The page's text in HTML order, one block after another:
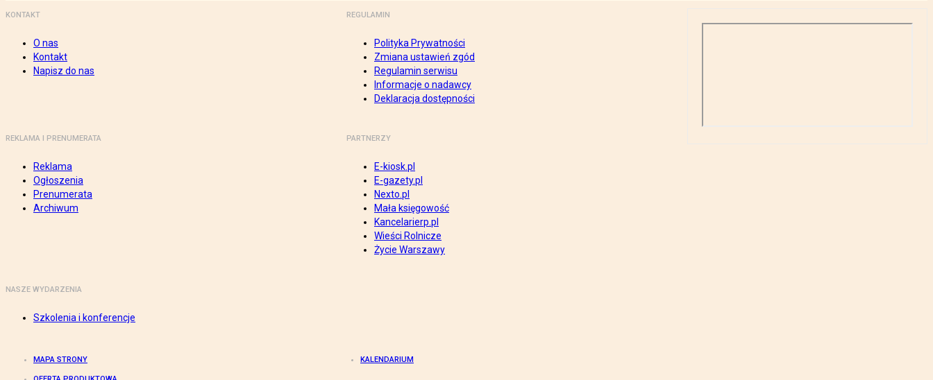
KONTAKT
O nas
Kontakt
Napisz do nas
REGULAMIN
Polityka Prywatności
Zmiana ustawień zgód
Regulamin serwisu
Informacje o nadawcy
Deklaracja dostępności
REKLAMA I PRENUMERATA
Reklama
Ogłoszenia
Prenumerata
Archiwum
PARTNERZY
E-kiosk.pl
E-gazety.pl
Nexto.pl
Mała księgowość
Kancelarierp.pl
Wieści Rolnicze
Życie Warszawy
NASZE WYDARZENIA
Szkolenia i konferencje
MAPA STRONY KALENDARIUM